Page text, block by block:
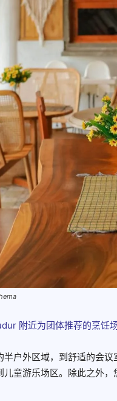
附近为团体推荐的烹饪场
半户外区域，到舒适的会
儿童游乐场区。除此之外